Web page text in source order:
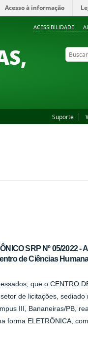
ACESSIBILIDADE
Acesso à informação
Buscar
Suporte
SRP Nº 05/2022 -
de Ciências
que o CENTRO
de licitações,
III, Bananeiras/PB,
forma ELETRÔNICA,